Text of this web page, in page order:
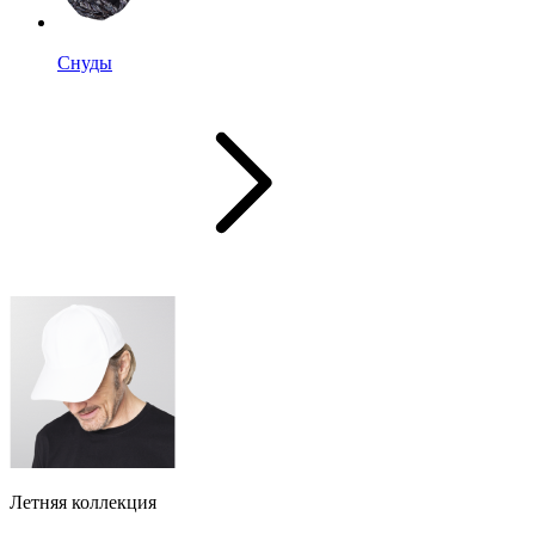
Снуды
Летняя коллекция